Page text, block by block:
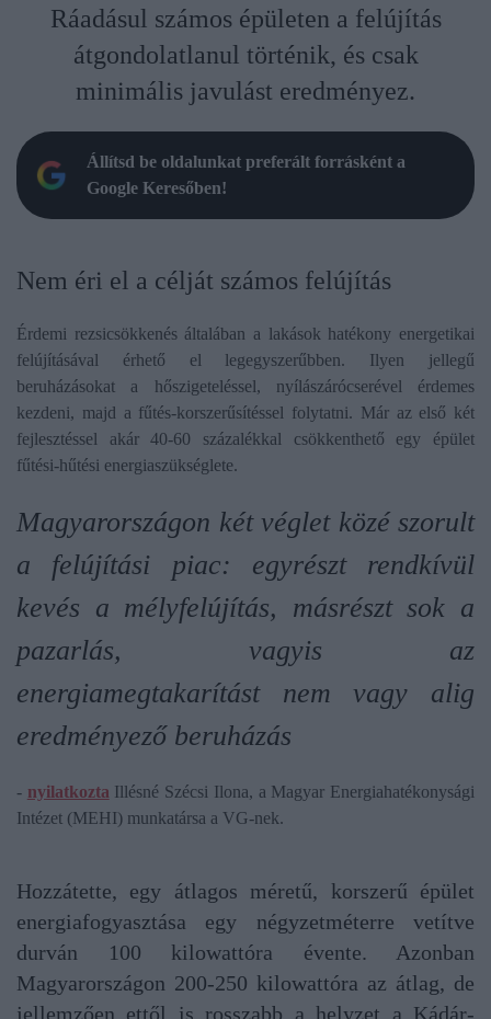
Ráadásul számos épületen a felújítás
átgondolatlanul történik, és csak
minimális javulást eredményez.
Állítsd be oldalunkat preferált forrásként a
Google Keresőben!
Nem éri el a célját számos felújítás
Érdemi rezsicsökkenés általában a lakások hatékony energetikai
felújításával érhető el legegyszerűbben. Ilyen jellegű
beruházásokat a hőszigeteléssel, nyílászárócserével érdemes
kezdeni, majd a fűtés-korszerűsítéssel folytatni. Már az első két
fejlesztéssel akár 40-60 százalékkal csökkenthető egy épület
fűtési-hűtési energiaszükséglete.
Magyarországon két véglet közé szorult
a felújítási piac: egyrészt rendkívül
kevés a mélyfelújítás, másrészt sok a
pazarlás, vagyis az
energiamegtakarítást nem vagy alig
eredményező beruházás
- nyilatkozta Illésné Szécsi Ilona, a Magyar Energiahatékonysági
Intézet (MEHI) munkatársa a VG-nek.
Hozzátette, egy átlagos méretű, korszerű épület
energiafogyasztása egy négyzetméterre vetítve
durván 100 kilowattóra évente. Azonban
Magyarországon 200-250 kilowattóra az átlag, de
jellemzően ettől is rosszabb a helyzet a Kádár-